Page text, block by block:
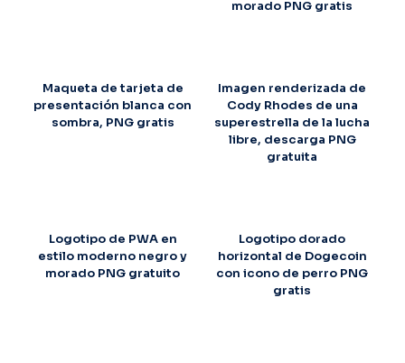
morado PNG gratis
Maqueta de tarjeta de
presentación blanca con
sombra, PNG gratis
Imagen renderizada de
Cody Rhodes de una
superestrella de la lucha
libre, descarga PNG
gratuita
Logotipo de PWA en
estilo moderno negro y
morado PNG gratuito
Logotipo dorado
horizontal de Dogecoin
con icono de perro PNG
gratis